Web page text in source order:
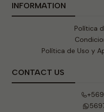
INFORMATION
Política
Política de Uso y
CONTACT US